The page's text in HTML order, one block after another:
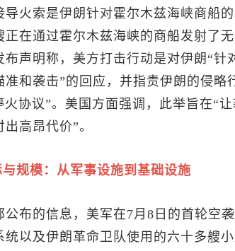
导火索是伊朗针对霍尔木兹海峡商船
在通过霍尔木兹海峡的商船发射了
布声明称，美方打击行动是对伊朗“针
和袭击”的回应，并指责伊朗的侵略
火协议”。美国方面强调，此举旨在“
高昂代价”。
规模：从军事设施到基础设施
公布的信息，美军在7月8日的首轮空
统以及伊朗革命卫队使用的六十多艘